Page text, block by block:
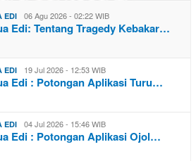
EDI 06 Agu 2026 - 02:22 WIB
Edi: Tentang Tragedy Kebakar…
EDI 19 Jul 2026 - 12:53 WIB
Edi : Potongan Aplikasi Turu…
EDI 04 Jul 2026 - 15:46 WIB
Edi : Potongan Aplikasi Ojol…